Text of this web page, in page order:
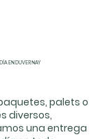
EN DUVERNAY
palets o
diversos,
una entrega